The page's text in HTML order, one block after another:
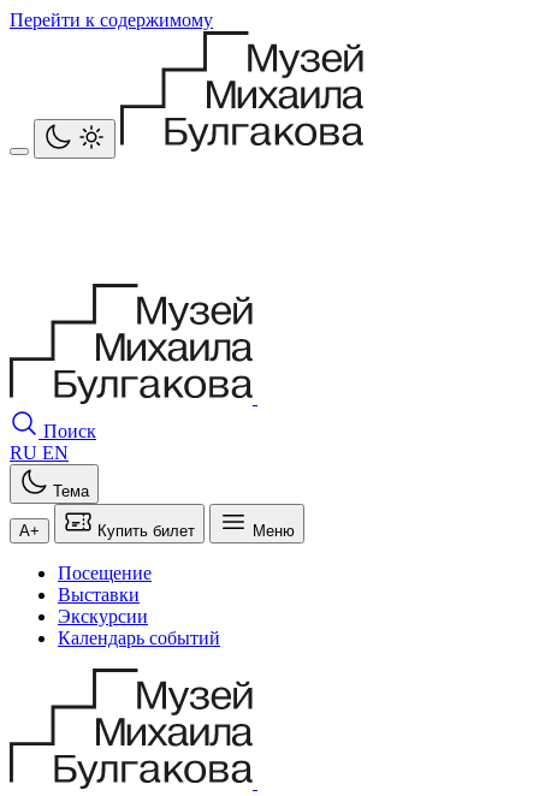
Перейти к содержимому
Поиск
RU EN
Тема
A+ Купить билет Меню
Посещение
Выставки
Экскурсии
Календарь событий